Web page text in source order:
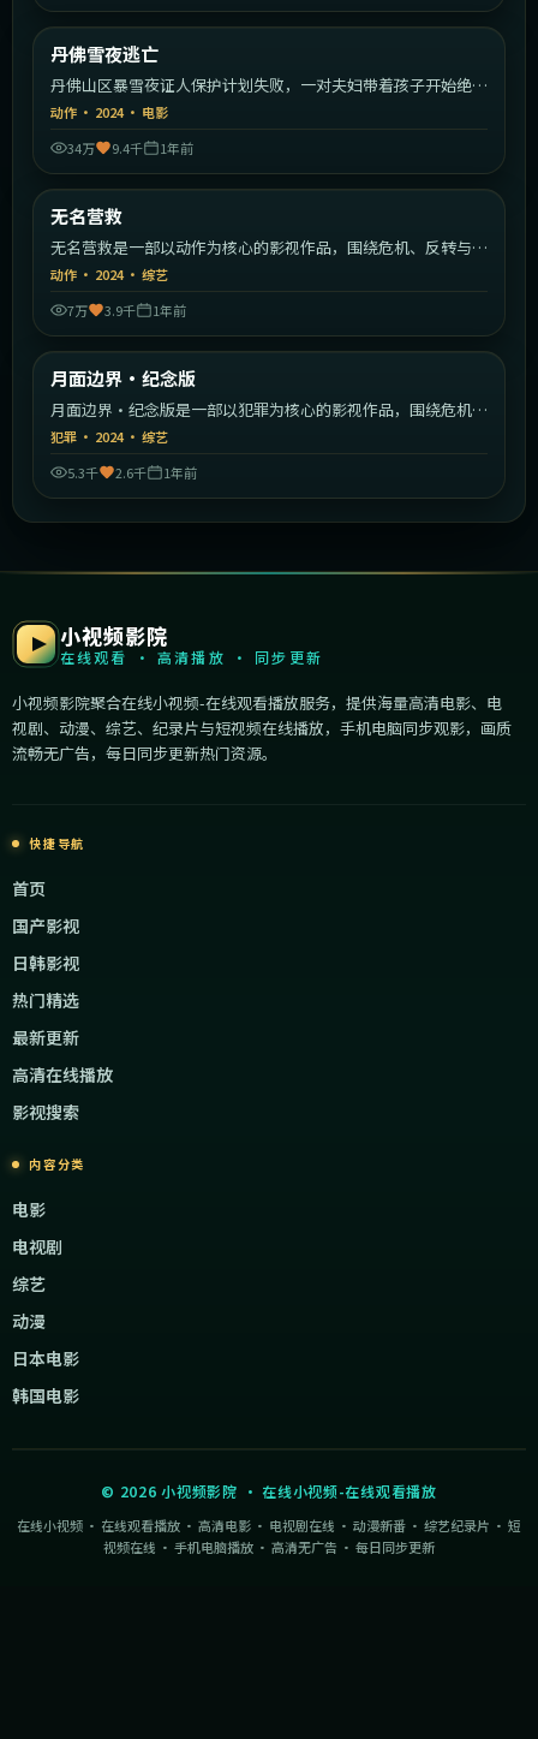
最新
丹佛雪夜逃亡
丹佛山区暴雪夜证人保护计划失败，一对夫妇带着孩子开始绝命
逃亡。
动作 · 2024· 电影
34万
9.4千 1年前
最新
无名营救
无名营救是一部以动作为核心的影视作品，围绕危机、反转与人
物成长展开，整体节奏紧凑，值得推荐观看。
动作 · 2024· 综艺
7万
3.9千 1年前
最新
月面边界·纪念版
月面边界·纪念版是一部以犯罪为核心的影视作品，围绕危机、
反转与人物成长展开，整体节奏紧凑，值得推荐观看。
犯罪 · 2024· 综艺
5.3千
2.6千 1年前
小视频影院
在线观看 · 高清播放 · 同步更新
小视频影院聚合在线小视频-在线观看播放服务，提供海量高清电影、电
视剧、动漫、综艺、纪录片与短视频在线播放，手机电脑同步观影，画质
流畅无广告，每日同步更新热门资源。
快捷导航
首页
国产影视
日韩影视
热门精选
最新更新
高清在线播放
影视搜索
内容分类
电影
电视剧
综艺
动漫
日本电影
韩国电影
© 2026 小视频影院 ·在线小视频-在线观看播放
在线小视频 · 在线观看播放 · 高清电影 · 电视剧在线 · 动漫新番 · 综艺纪录片 · 短
视频在线 · 手机电脑播放 · 高清无广告 · 每日同步更新